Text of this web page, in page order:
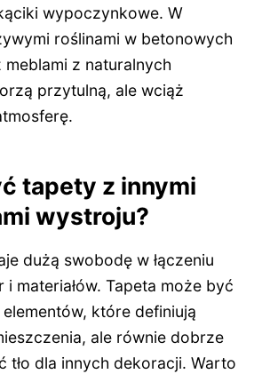
wypoczynkowe. W
roślinami w betonowych
z naturalnych
przytulną, ale wciąż
tapety z innymi
wystroju?
dużą swobodę w łączeniu
materiałów. Tapeta może być
które definiują
ale równie dobrze
tło dla innych dekoracji. Warto